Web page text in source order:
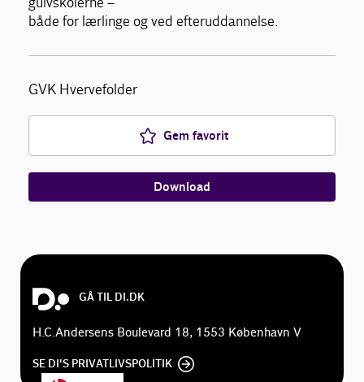
Find medlemmer
Om Gulvbranchen
både for lærlinge og ved efteruddannelse.
GVK Hvervefolder
Gem favorit
Download
GÅ TIL DI.DK
H.C.Andersens Boulevard 18, 1553 København V
SE DI'S PRIVATLIVSPOLITIK